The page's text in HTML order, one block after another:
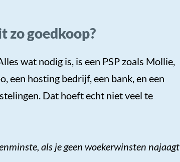
zo goedkoop?
wat nodig is, is een PSP zoals Mollie,
een hosting bedrijf, een bank, en een
Dat hoeft echt niet veel te
als je geen woekerwinsten najaagt